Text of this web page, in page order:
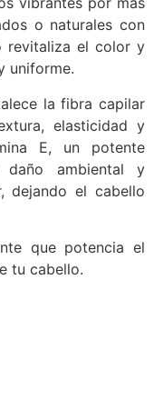
o naturales con
revitaliza el color y
uniforme.
la fibra capilar
elasticidad y
E, un potente
daño ambiental y
dejando el cabello
que potencia el
tu cabello.